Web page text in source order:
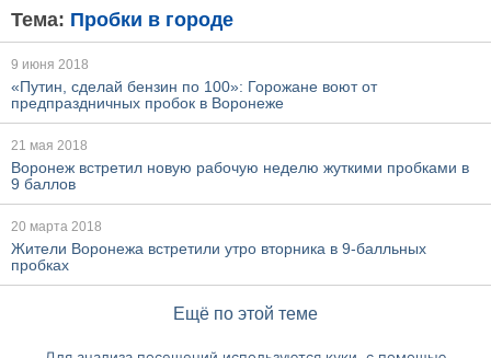
Тема: Пробки в городе
9 июня 2018
«Путин, сделай бензин по 100»: Горожане воют от
предпраздничных пробок в Воронеже
21 мая 2018
Воронеж встретил новую рабочую неделю жуткими пробками в
9 баллов
20 марта 2018
Жители Воронежа встретили утро вторника в 9-балльных
пробках
Ещё по этой теме